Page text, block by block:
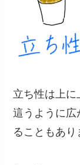
立ち性は上に
這うように広
ることもあり